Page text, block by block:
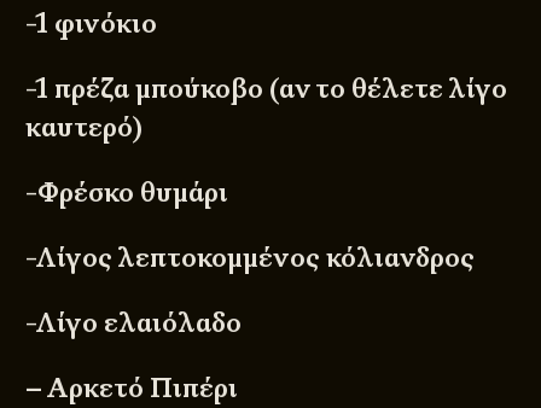
-1 φινόκιο
-1 πρέζα μπούκοβο (αν το θέλετε λίγο
καυτερό)
-Φρέσκο θυμάρι
-Λίγος λεπτοκομμένος κόλιανδρος
-Λίγο ελαιόλαδο
– Αρκετό Πιπέρι